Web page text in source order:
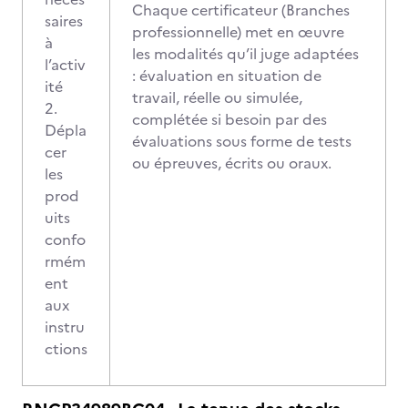
saires
à
l’activ
ité
2.
Dépla
cer
les
prod
uits
confo
rmém
ent
aux
instru
ctions
Chaque certificateur (Branches
professionnelle) met en œuvre
les modalités qu’il juge adaptées
: évaluation en situation de
travail, réelle ou simulée,
complétée si besoin par des
évaluations sous forme de tests
ou épreuves, écrits ou oraux.